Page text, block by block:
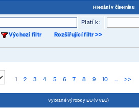
Hledání v číselníku
Platí k :
Výchozí filtr Rozšiřující filtr >>
1 2 3 4 5 6 7 8 9 10 ... >>
Vybrané výrobky EU (VVEU)